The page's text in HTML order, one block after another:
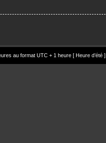
au format UTC + 1 heure [ Heure d’été ]